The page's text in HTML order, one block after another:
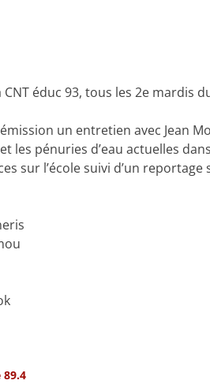
CNT éduc 93, tous les 2e mardis
un entretien avec Jean
les pénuries d’eau actuelles
sur l’école suivi d’un